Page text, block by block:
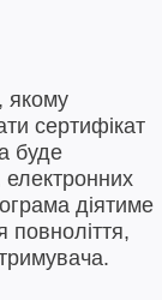
якому
сертифікат
буде
діятиме
повноліття,